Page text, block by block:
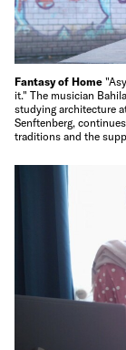
Fantasy of Home
it." The musician
studying architecture
Senftenberg,
traditions and the